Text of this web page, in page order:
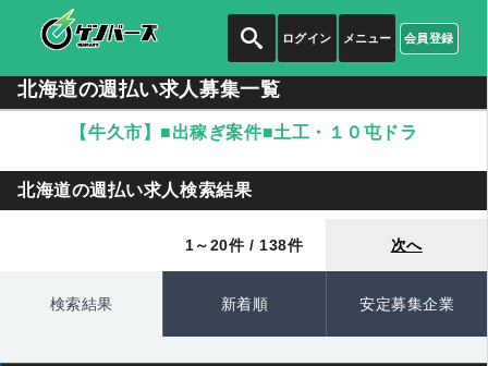
ログイン 会員登録
メニュー
北海道の週払い求人募集一覧
【牛久市】■出稼ぎ案件■土工・１０屯ドラ
北海道の週払い求人検索結果
1～20件 / 138件 次へ
検索結果 新着順 安定募集企業